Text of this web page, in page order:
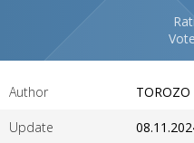
Author
Update